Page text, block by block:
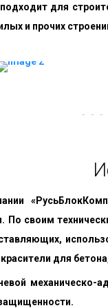
для
и прочих
своим
для